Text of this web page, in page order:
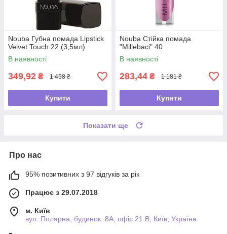
Nouba Губна помада Lipstick
Velvet Touch 22 (3,5мл)
В наявності
349,92 ₴ 1 458 ₴
Купити
Nouba Стійка помада
"Millebaci" 40
В наявності
283,44 ₴ 1 181 ₴
Купити
Показати ще
Про нас
95% позитивних з 97 відгуків за рік
Працює з 29.07.2018
м. Київ
вул. Полярна, будинок. 8А, офіс 21 В, Київ, Україна